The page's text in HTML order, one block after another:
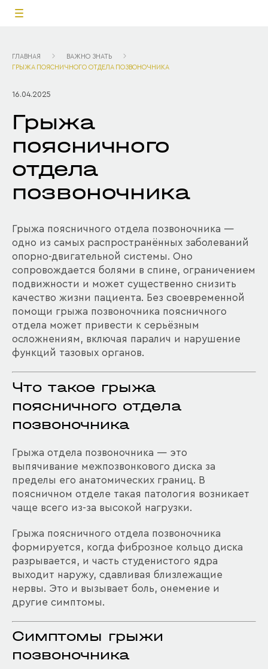
ГЛАВНАЯ
ВАЖНО ЗНАТЬ
ГРЫЖА ПОЯСНИЧНОГО ОТДЕЛА ПОЗВОНОЧНИКА
16.04.2025
Грыжа
поясничного
отдела
позвоночника
Грыжа поясничного отдела позвоночника —
одно из самых распространённых заболеваний
опорно-двигательной системы. Оно
сопровождается болями в спине, ограничением
подвижности и может существенно снизить
качество жизни пациента. Без своевременной
помощи грыжа позвоночника поясничного
отдела может привести к серьёзным
осложнениям, включая паралич и нарушение
функций тазовых органов.
Что такое грыжа
поясничного отдела
позвоночника
Грыжа отдела позвоночника — это
выпячивание межпозвонкового диска за
пределы его анатомических границ. В
поясничном отделе такая патология возникает
чаще всего из-за высокой нагрузки.
Грыжа поясничного отдела позвоночника
формируется, когда фиброзное кольцо диска
разрывается, и часть студенистого ядра
выходит наружу, сдавливая близлежащие
нервы. Это и вызывает боль, онемение и
другие симптомы.
Симптомы грыжи
позвоночника